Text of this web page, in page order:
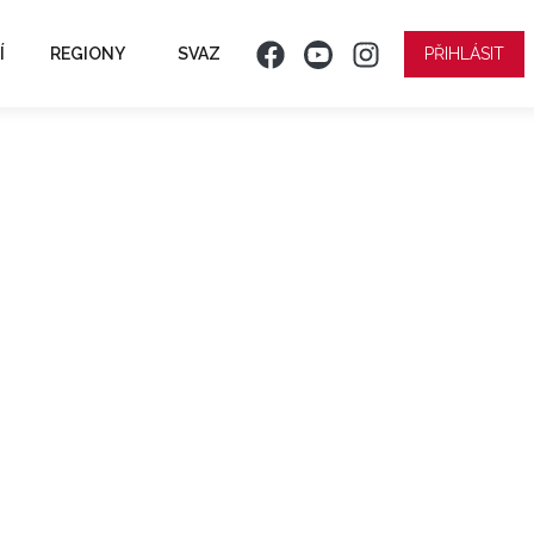
REGIONY SVAZ PŘIHLÁSIT